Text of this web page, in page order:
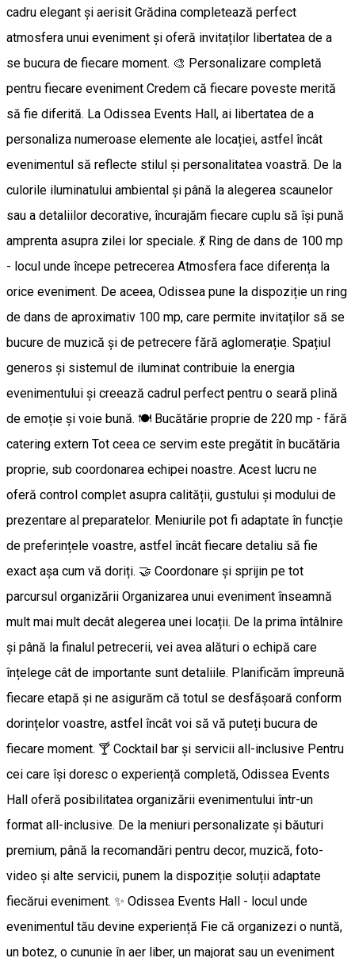
cadru elegant și aerisit Grădina completează perfect
atmosfera unui eveniment și oferă invitaților libertatea de a
se bucura de fiecare moment. 🎨 Personalizare completă
pentru fiecare eveniment Credem că fiecare poveste merită
să fie diferită. La Odissea Events Hall, ai libertatea de a
personaliza numeroase elemente ale locației, astfel încât
evenimentul să reflecte stilul și personalitatea voastră. De la
culorile iluminatului ambiental și până la alegerea scaunelor
sau a detaliilor decorative, încurajăm fiecare cuplu să își pună
amprenta asupra zilei lor speciale. 💃 Ring de dans de 100 mp
- locul unde începe petrecerea Atmosfera face diferența la
orice eveniment. De aceea, Odissea pune la dispoziție un ring
de dans de aproximativ 100 mp, care permite invitaților să se
bucure de muzică și de petrecere fără aglomerație. Spațiul
generos și sistemul de iluminat contribuie la energia
evenimentului și creează cadrul perfect pentru o seară plină
de emoție și voie bună. 🍽️ Bucătărie proprie de 220 mp - fără
catering extern Tot ceea ce servim este pregătit în bucătăria
proprie, sub coordonarea echipei noastre. Acest lucru ne
oferă control complet asupra calității, gustului și modului de
prezentare al preparatelor. Meniurile pot fi adaptate în funcție
de preferințele voastre, astfel încât fiecare detaliu să fie
exact așa cum vă doriți. 🤝 Coordonare și sprijin pe tot
parcursul organizării Organizarea unui eveniment înseamnă
mult mai mult decât alegerea unei locații. De la prima întâlnire
și până la finalul petrecerii, vei avea alături o echipă care
înțelege cât de importante sunt detaliile. Planificăm împreună
fiecare etapă și ne asigurăm că totul se desfășoară conform
dorințelor voastre, astfel încât voi să vă puteți bucura de
fiecare moment. 🍸 Cocktail bar și servicii all-inclusive Pentru
cei care își doresc o experiență completă, Odissea Events
Hall oferă posibilitatea organizării evenimentului într-un
format all-inclusive. De la meniuri personalizate și băuturi
premium, până la recomandări pentru decor, muzică, foto-
video și alte servicii, punem la dispoziție soluții adaptate
fiecărui eveniment. ✨️ Odissea Events Hall - locul unde
evenimentul tău devine experiență Fie că organizezi o nuntă,
un botez, o cununie în aer liber, un majorat sau un eveniment